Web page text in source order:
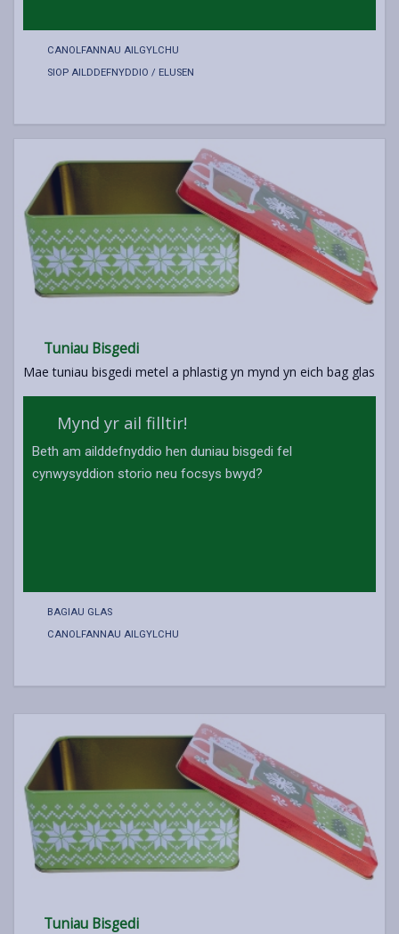
CANOLFANNAU AILGYLCHU
SIOP AILDDEFNYDDIO / ELUSEN
Tuniau Bisgedi
Mae tuniau bisgedi metel a phlastig yn mynd yn eich bag glas
Mynd yr ail filltir!
Beth am ailddefnyddio hen duniau bisgedi fel
cynwysyddion storio neu focsys bwyd?
BAGIAU GLAS
CANOLFANNAU AILGYLCHU
Tuniau Bisgedi